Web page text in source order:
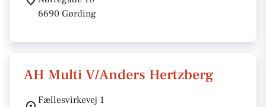
6690 Gørding
AH Multi V/Anders Hertzberg
Fællesvirkevej 1